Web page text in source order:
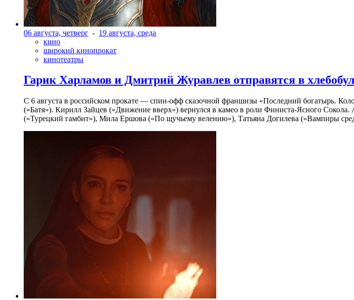
06 августа, четверг - 19 августа, среда
кино
широкий кинопрокат
кинотеатры
Гарик Харламов и Дмитрий Журавлев отправятся в
С 6 августа в российском прокате — спин-офф сказочной франшизы «Последний богатырь.
(«Батя»). Кирилл Зайцев («Движение вверх») вернулся в камео в роли Финиста-Ясного
(«Турецкий гамбит»), Мила Ершова («По щучьему велению»), Татьяна Догилева («Вампиры